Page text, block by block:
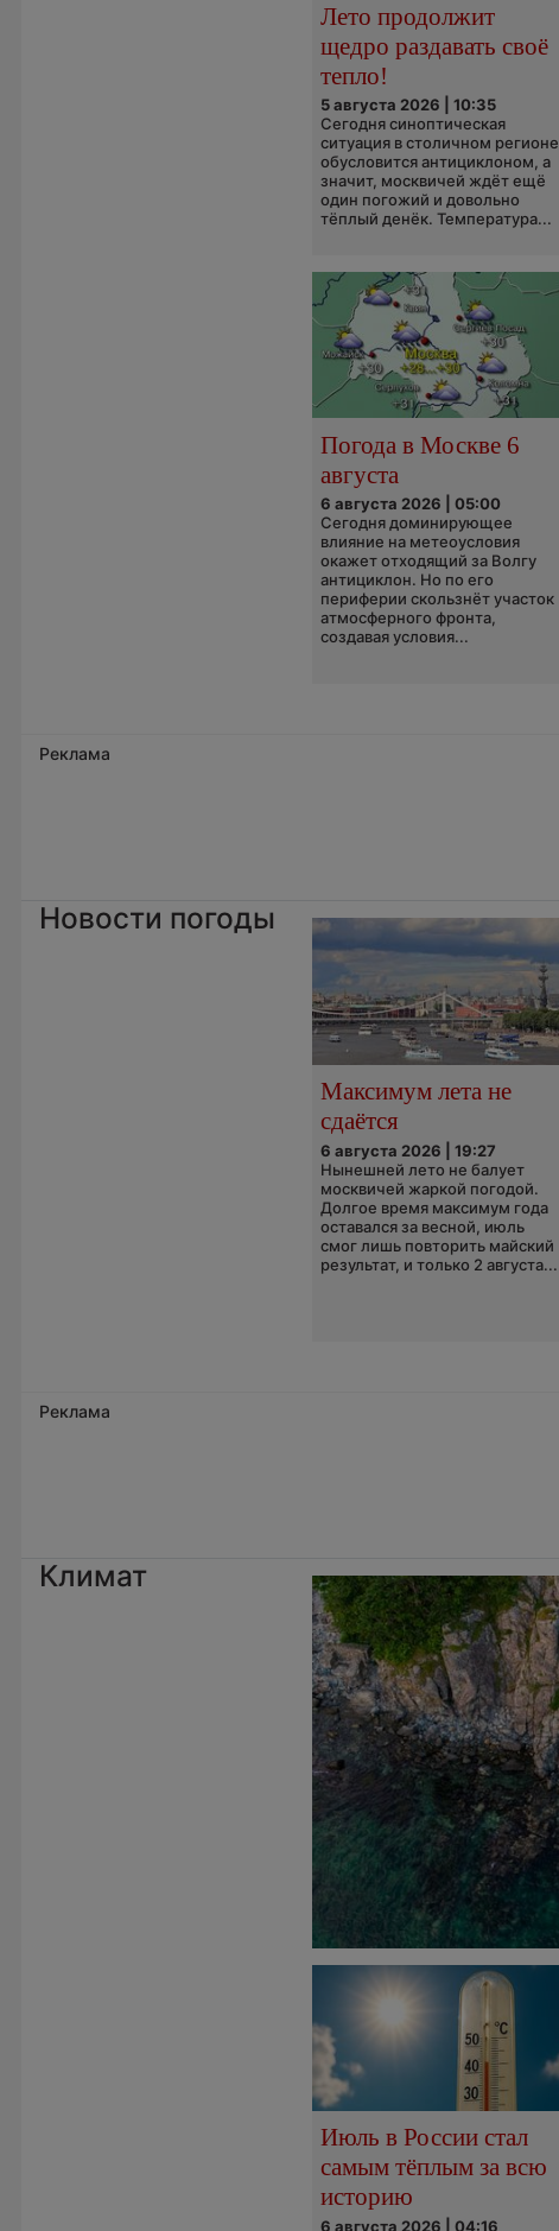
Лето продолжит
щедро раздавать своё
тепло!
5 августа 2026 | 10:35
Сегодня синоптическая
ситуация в столичном регионе
обусловится антициклоном, а
значит, москвичей ждёт ещё
один погожий и довольно
тёплый денёк. Температура...
Погода в Москве 6
августа
6 августа 2026 | 05:00
Сегодня доминирующее
влияние на метеоусловия
окажет отходящий за Волгу
антициклон. Но по его
периферии скользнёт участок
атмосферного фронта,
создавая условия...
Реклама
Новости погоды
Максимум лета не
сдаётся
6 августа 2026 | 19:27
Нынешней лето не балует
москвичей жаркой погодой.
Долгое время максимум года
оставался за весной, июль
смог лишь повторить майский
результат, и только 2 августа...
Реклама
Климат
Июль в России стал
самым тёплым за всю
историю
6 августа 2026 | 04:16